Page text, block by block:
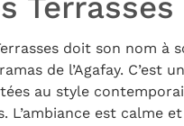
doit son nom à
de l’Agafay.
au style
L’ambiance est calme